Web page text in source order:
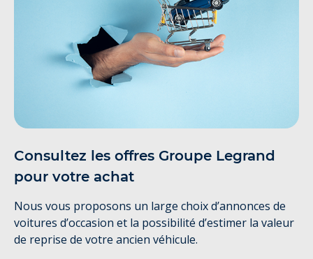
Consultez les offres Groupe Legrand
pour votre achat
Nous vous proposons un large choix d’annonces de
voitures d’occasion et la possibilité d’estimer la valeur
de reprise de votre ancien véhicule.